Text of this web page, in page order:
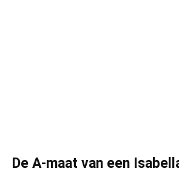
De A-maat van een